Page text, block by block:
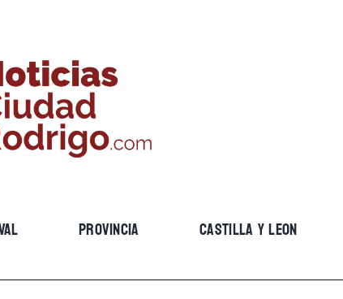
PROVINCIA CASTILLA Y LEON